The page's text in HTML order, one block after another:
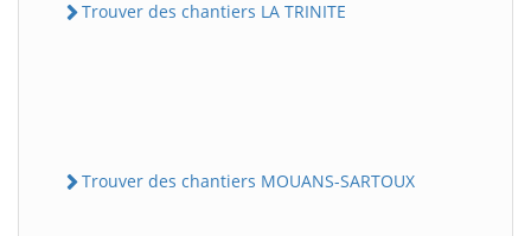
Trouver des chantiers LA TRINITE
Trouver des chantiers MOUANS-SARTOUX